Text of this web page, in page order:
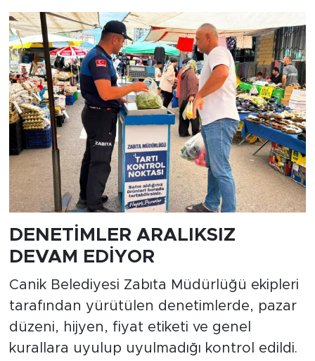
DENETİMLER ARALIKSIZ
DEVAM EDİYOR
Canik Belediyesi Zabıta Müdürlüğü ekipleri
tarafından yürütülen denetimlerde, pazar
düzeni, hijyen, fiyat etiketi ve genel
kurallara uyulup uyulmadığı kontrol edildi.